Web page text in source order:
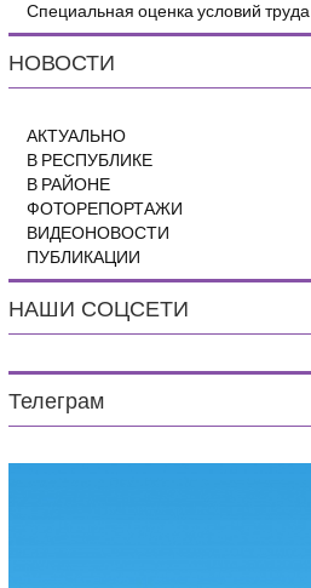
Специальная оценка условий труда
НОВОСТИ
АКТУАЛЬНО
В РЕСПУБЛИКЕ
В РАЙОНЕ
ФОТОРЕПОРТАЖИ
ВИДЕОНОВОСТИ
ПУБЛИКАЦИИ
НАШИ СОЦСЕТИ
Телеграм